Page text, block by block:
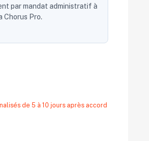
par mandat administratif à
Pro.
de 5 à 10 jours après accord